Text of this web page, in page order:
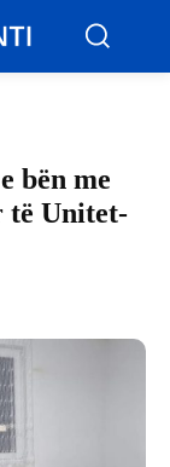
bën me
të Unitet-